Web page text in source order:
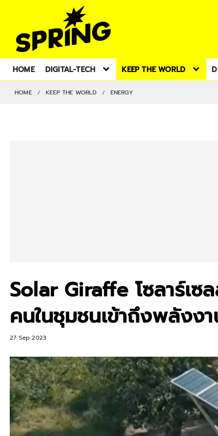
HOME DIGITAL-TECH KEEP THE WORLD
HOME KEEP THE WORLD ENERGY
Solar Giraffe โซลาร์เซ
คนในชุมชนเข้าถึงพลังง
27 Sep 2023